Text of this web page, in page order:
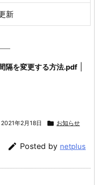
新
隔を変更する方法.pdf
2021年2月18日  お知らせ
 Posted by netplus